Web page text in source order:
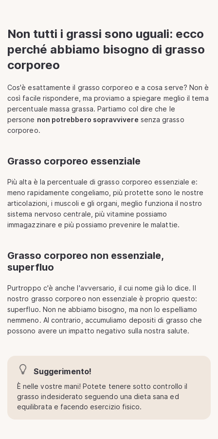
Non tutti i grassi sono uguali: ecco
perché abbiamo bisogno di grasso
corporeo
Cos'è esattamente il grasso corporeo e a cosa serve? Non è
così facile rispondere, ma proviamo a spiegare meglio il tema
percentuale massa grassa. Partiamo col dire che le
persone non potrebbero sopravvivere senza grasso
corporeo.
Grasso corporeo essenziale
Più alta è la percentuale di grasso corporeo essenziale e:
meno rapidamente congeliamo, più protette sono le nostre
articolazioni, i muscoli e gli organi, meglio funziona il nostro
sistema nervoso centrale, più vitamine possiamo
immagazzinare e più possiamo prevenire le malattie.
Grasso corporeo non essenziale,
superfluo
Purtroppo c'è anche l'avversario, il cui nome già lo dice. Il
nostro grasso corporeo non essenziale è proprio questo:
superfluo. Non ne abbiamo bisogno, ma non lo espelliamo
nemmeno. Al contrario, accumuliamo depositi di grasso che
possono avere un impatto negativo sulla nostra salute.
Suggerimento!
È nelle vostre mani! Potete tenere sotto controllo il
grasso indesiderato seguendo una dieta sana ed
equilibrata e facendo esercizio fisico.